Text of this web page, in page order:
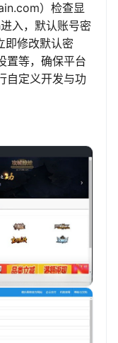
）检查显
入，默认账号密
即修改默认密
置等，确保平台
自定义开发与功